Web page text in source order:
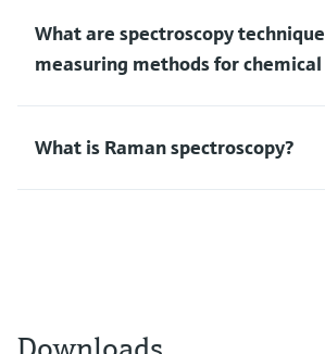
What are spectroscopy
measuring methods for chemical
What is Raman spectroscopy?